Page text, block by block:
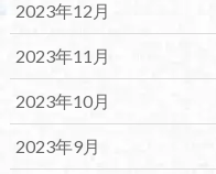
2023年12月
2023年11月
2023年10月
2023年9月